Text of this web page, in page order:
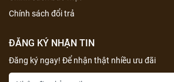
Chính sách đổi trả
ĐĂNG KÝ NHẬN TIN
Đăng ký ngay! Để nhận thật nhiều ưu đãi